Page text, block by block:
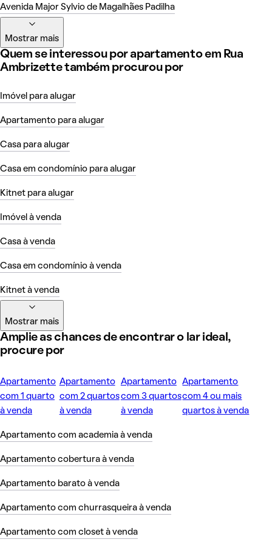
Avenida Major Sylvio de Magalhães Padilha
Mostrar mais
Quem se interessou por apartamento em Rua
Ambrizette também procurou por
Imóvel para alugar
Apartamento para alugar
Casa para alugar
Casa em condomínio para alugar
Kitnet para alugar
Imóvel à venda
Casa à venda
Casa em condomínio à venda
Kitnet à venda
Mostrar mais
Amplie as chances de encontrar o lar ideal,
procure por
Apartamento
com 1 quarto
à venda
Apartamento
com 2 quartos
à venda
Apartamento
com 3 quartos
à venda
Apartamento
com 4 ou mais
quartos à venda
Apartamento com academia à venda
Apartamento cobertura à venda
Apartamento barato à venda
Apartamento com churrasqueira à venda
Apartamento com closet à venda